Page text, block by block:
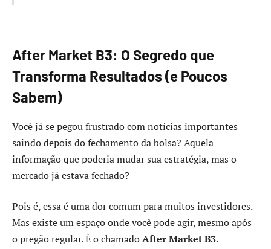
After Market B3: O Segredo que
Transforma Resultados (e Poucos
Sabem)
Você já se pegou frustrado com notícias importantes
saindo depois do fechamento da bolsa? Aquela
informação que poderia mudar sua estratégia, mas o
mercado já estava fechado?
Pois é, essa é uma dor comum para muitos investidores.
Mas existe um espaço onde você pode agir, mesmo após
o pregão regular. É o chamadoAfter Market B3.